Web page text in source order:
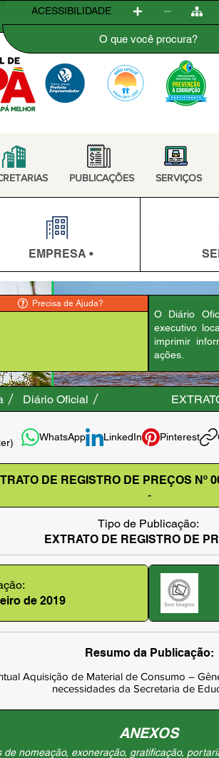
ACESSIBILIDADE
PUBLICAÇÕES SERVIÇOS
EMPRESA •
Precisa de Ajuda?
O Diário
executivo
imprimir
ações.
Diário Oficial
WhatsApp LinkedIn Pinterest
DE REGISTRO DE PREÇOS Nº
-
Tipo de Publicação:
EXTRATO DE REGISTRO DE
de 2019
Resumo da Publicação:
Aquisição de Material de Consumo –
necessidades da Secretaria de
ANEXOS
de nomeação, exoneração, gratificação,